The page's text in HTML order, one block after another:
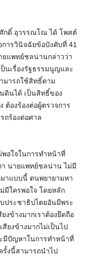
กดิ์ อุวรรณโณได้ โพสต์
การวินิจฉัยข้อบังคับที่ 41
แพทย์ชลน่านกล่าวว่า
ป็นเรื่องรัฐธรรมนูญและ
มารถใช้สิทธิ์ตาม
ดินได้ เป็นสิทธิ์ของ
ต้องร้องต่อผู้ตรวจการ
ถร้องต่อศาล
อใจในการทำหน้าที่
นายแพทย์ชลน่าน ไม่มี
มาแบบนี้ ตนพยายามหา
มีใครพอใจ โดยหลัก
ประชาธิปไตยอันมีพระ
งข้างมากเราต้องยึดถือ
ยงข้างมากไม่เป็นไป
มีปัญหาในการทำหน้าที่
งนี้สามารถนำไป